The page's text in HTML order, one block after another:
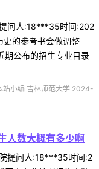
问人:18***35时间:202
的参考书会做调整
期公布的招生专业目录
站小编 吉林师范大学 2024-
人数大概有多少啊
提问人:18***35时间:2